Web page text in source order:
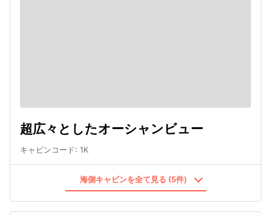
超広々としたオーシャンビュー
キャビンコード: 1K
海側キャビンを全て見る (5件)